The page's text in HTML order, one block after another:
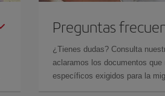
Preguntas
¿Tienes dudas? Consulta
aclaramos los documentos
específicos exigidos para la